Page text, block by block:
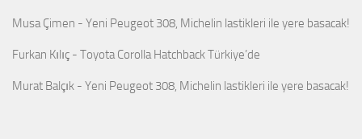
Musa Çimen - Yeni Peugeot 308, Michelin lastikleri ile yere basacak!
Furkan Kılıç - Toyota Corolla Hatchback Türkiye’de
Murat Balçık - Yeni Peugeot 308, Michelin lastikleri ile yere basacak!